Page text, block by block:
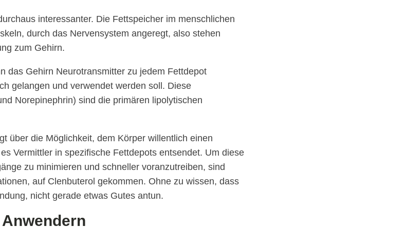
interessanter. Die Fettspeicher im menschlichen
durch das Nervensystem angeregt, also stehen
zum Gehirn.
das Gehirn Neurotransmitter zu jedem Fettdepot
gelangen und verwendet werden soll. Diese
Norepinephrin) sind die primären lipolytischen
über die Möglichkeit, dem Körper willentlich einen
Vermittler in spezifische Fettdepots entsendet. Um diese
zu minimieren und schneller voranzutreiben, sind
auf Clenbuterol gekommen. Ohne zu wissen, dass
nicht gerade etwas Gutes antun.